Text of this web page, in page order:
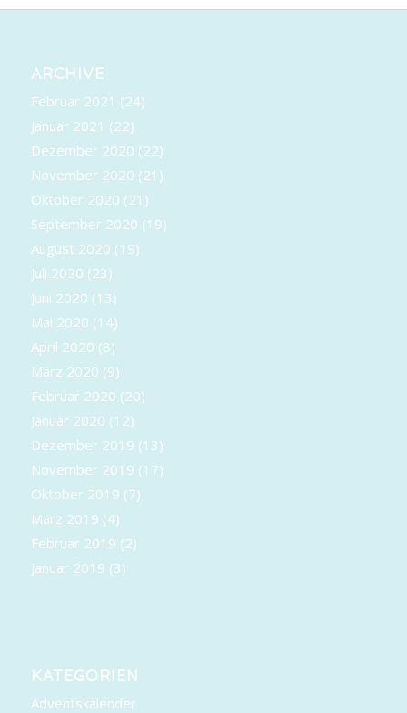
ARCHIVE
Februar 2021 (24)
Januar 2021 (22)
Dezember 2020 (22)
November 2020 (21)
Oktober 2020 (21)
September 2020 (19)
August 2020 (19)
Juli 2020 (23)
Juni 2020 (13)
Mai 2020 (14)
April 2020 (8)
März 2020 (9)
Februar 2020 (20)
Januar 2020 (12)
Dezember 2019 (13)
November 2019 (17)
Oktober 2019 (7)
März 2019 (4)
Februar 2019 (2)
Januar 2019 (3)
KATEGORIEN
Adventskalender